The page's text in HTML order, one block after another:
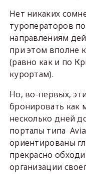
Нет никаких
туроператоров
направлениям
при этом вполне
(равно как и по
курортам).
Но, во-первых,
бронировать как
несколько дней
порталы типа
ориентированы
прекрасно
организации